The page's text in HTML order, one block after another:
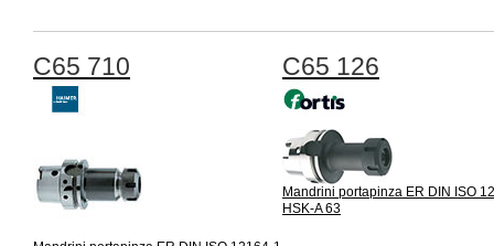
C65 710 C65 126
Mandrini portapinza ER DIN ISO
HSK-A 63